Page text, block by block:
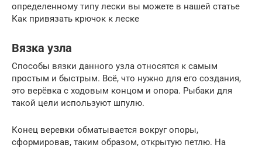
определенному типу лески вы можете в нашей статье
Как привязать крючок к леске
Вязка узла
Способы вязки данного узла относятся к самым
простым и быстрым. Всё, что нужно для его создания,
это верёвка с ходовым концом и опора. Рыбаки для
такой цели используют шпулю.
Конец веревки обматывается вокруг опоры,
сформировав, таким образом, открытую петлю. На